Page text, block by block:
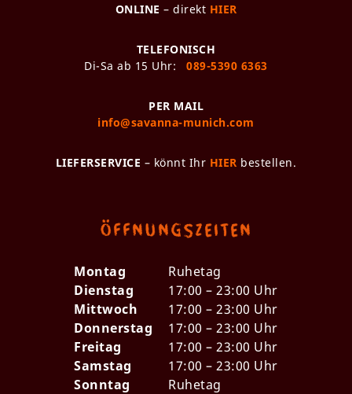
ONLINE – direkt HIER
TELEFONISCH
Di-Sa ab 15 Uhr:
089-5390 6363
PER MAIL
info@savanna-munich.com
LIEFERSERVICE – könnt Ihr HIER bestellen.
Öffnungszeiten
Montag
Ruhetag
Dienstag
17:00 – 23:00 Uhr
Mittwoch
17:00 – 23:00 Uhr
Donnerstag
17:00 – 23:00 Uhr
Freitag
17:00 – 23:00 Uhr
Samstag
17:00 – 23:00 Uhr
Sonntag
Ruhetag